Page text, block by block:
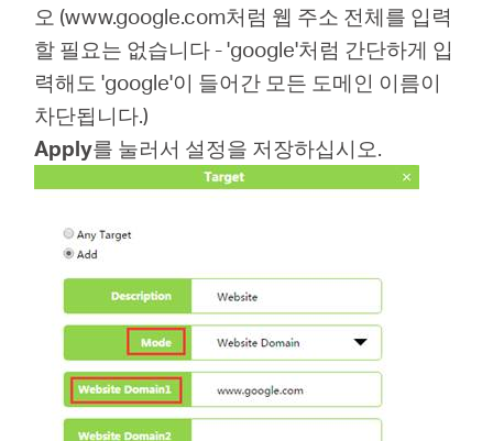
오 (www.google.com처럼 웹 주소 전체를 입력
할 필요는 없습니다 - 'google'처럼 간단하게 입
력해도 'google'이 들어간 모든 도메인 이름이
차단됩니다.)
Apply를 눌러서 설정을 저장하십시오.